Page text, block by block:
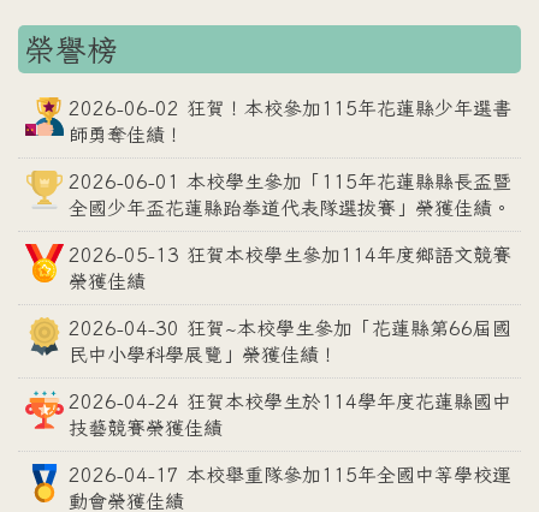
榮譽榜
2026-06-02 狂賀！本校參加115年花蓮縣少年選書
師勇奪佳績！
2026-06-01 本校學生參加「115年花蓮縣縣長盃暨
全國少年盃花蓮縣跆拳道代表隊選拔賽」榮獲佳績。
2026-05-13 狂賀本校學生參加114年度鄉語文競賽
榮獲佳績
2026-04-30 狂賀~本校學生參加「花蓮縣第66屆國
民中小學科學展覽」榮獲佳績！
2026-04-24 狂賀本校學生於114學年度花蓮縣國中
技藝競賽榮獲佳績
2026-04-17 本校舉重隊參加115年全國中等學校運
動會榮獲佳績